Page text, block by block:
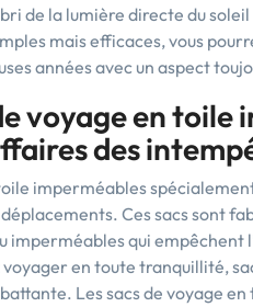
de la lumière directe du
mais efficaces, vous
années avec un aspect
voyage en toile
des
imperméables
Ces sacs sont
imperméables qui empêchent
en toute tranquillité,
Les sacs de voyage